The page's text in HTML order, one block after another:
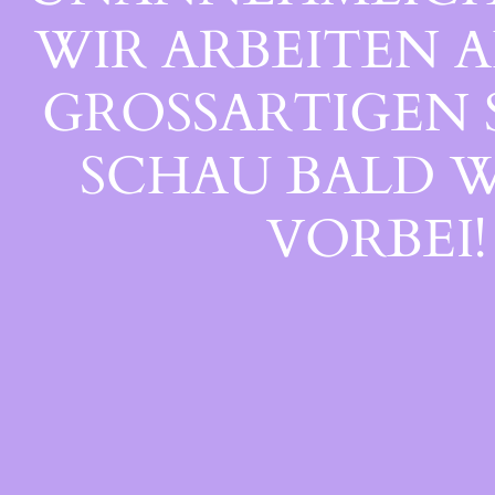
WIR ARBEITEN
GROSSARTIGEN
CHAU BALD
ORBEI!